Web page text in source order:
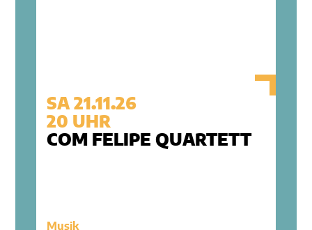
SA 21.11.26
20 UHR
COM FELIPE QUARTETT
Musik